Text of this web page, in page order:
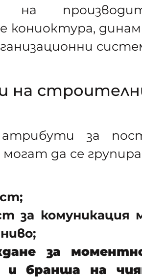
на
кониоктура,
на
за
могат да се
за
за
бранша на